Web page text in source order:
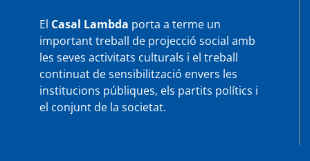
El Casal Lambda porta a terme un
important treball de projecció social amb
les seves activitats culturals i el treball
continuat de sensibilització envers les
institucions públiques, els partits polítics i
el conjunt de la societat.